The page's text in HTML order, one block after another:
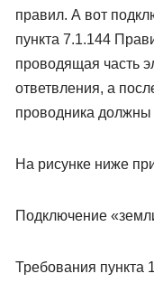
правил. А вот
пункта 7.1.144
проводящая часть
ответвления, а
проводника должны
На рисунке ниже
Подключение
Требования пункта